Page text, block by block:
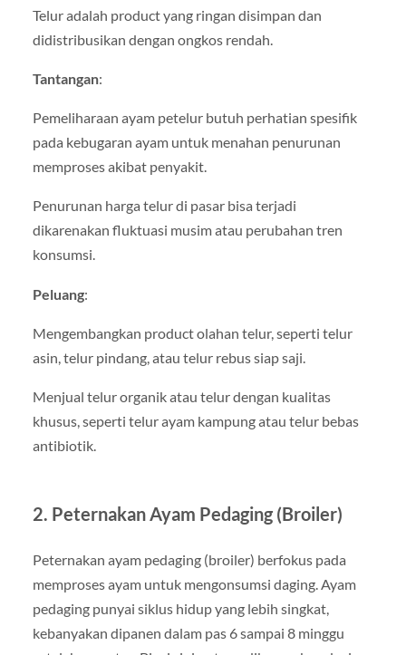
Telur adalah product yang ringan disimpan dan
didistribusikan dengan ongkos rendah.
Tantangan:
Pemeliharaan ayam petelur butuh perhatian spesifik
pada kebugaran ayam untuk menahan penurunan
memproses akibat penyakit.
Penurunan harga telur di pasar bisa terjadi
dikarenakan fluktuasi musim atau perubahan tren
konsumsi.
Peluang:
Mengembangkan product olahan telur, seperti telur
asin, telur pindang, atau telur rebus siap saji.
Menjual telur organik atau telur dengan kualitas
khusus, seperti telur ayam kampung atau telur bebas
antibiotik.
2. Peternakan Ayam Pedaging (Broiler)
Peternakan ayam pedaging (broiler) berfokus pada
memproses ayam untuk mengonsumsi daging. Ayam
pedaging punyai siklus hidup yang lebih singkat,
kebanyakan dipanen dalam pas 6 sampai 8 minggu